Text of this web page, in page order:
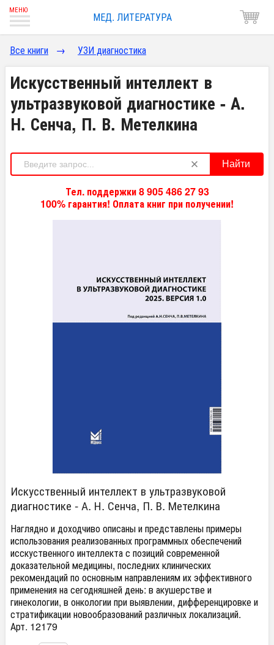
МЕД. ЛИТЕРАТУРА
Все книги → УЗИ диагностика
Искусственный интеллект в
ультразвуковой диагностике - А.
Н. Сенча, П. В. Метелкина
Найти
Тел. поддержки 8 905 486 27 93
100% гарантия! Оплата книг при получении!
Искусственный интеллект в ультразвуковой
диагностике - А. Н. Сенча, П. В. Метелкина
Наглядно и доходчиво описаны и представлены примеры
использования реализованных программных обеспечений
исскуственного интеллекта с позиций современной
доказательной медицины, последних клинических
рекомендаций по основным направлениям их эффективного
применения на сегодняшней день: в акушерстве и
гинекологии, в онкологии при выявлении, дифференцировке и
стратификации новообразований различных локализаций.
Арт. 12179